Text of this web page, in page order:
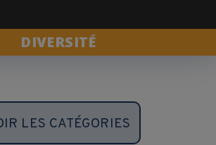
DIVERSITÉ
LES CATÉGORIES